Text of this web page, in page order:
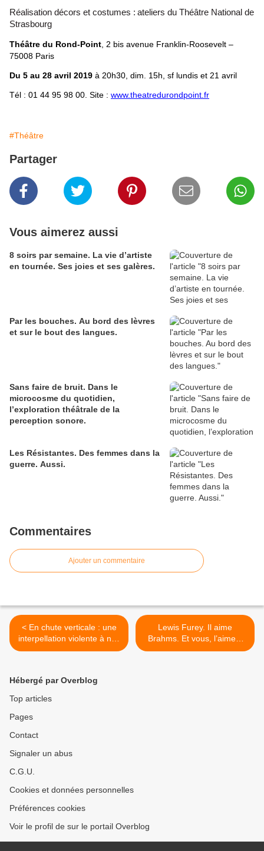
Réalisation décors et costumes : ateliers du Théâtre National de
Strasbourg
Théâtre du Rond-Point , 2 bis avenue Franklin-Roosevelt –
75008 Paris
Du 5 au 28 avril 2019 à 20h30, dim. 15h, sf lundis et 21 avril
Tél : 01 44 95 98 00. Site : www.theatredurondpoint.fr
#Théâtre
Partager
Vous aimerez aussi
8 soirs par semaine. La vie d’artiste
en tournée. Ses joies et ses galères.
Par les bouches. Au bord des lèvres
et sur le bout des langues.
Sans faire de bruit. Dans le
microcosme du quotidien,
l’exploration théâtrale de la
perception sonore.
Les Résistantes. Des femmes dans la
guerre. Aussi.
Commentaires
Ajouter un commentaire
< En chute verticale : une
interpellation violente à nos
valeurs d’humanité et
Lewis Furey. Il aime
Brahms. Et vous, l’aimez-
vous ? >
Hébergé par Overblog
Top articles
Pages
Contact
Signaler un abus
C.G.U.
Cookies et données personnelles
Préférences cookies
Voir le profil de sur le portail Overblog